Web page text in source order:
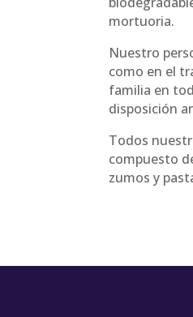
mortuoria.
Nuestro
como en el
familia en
disposición
Todos
compuesto
zumos y